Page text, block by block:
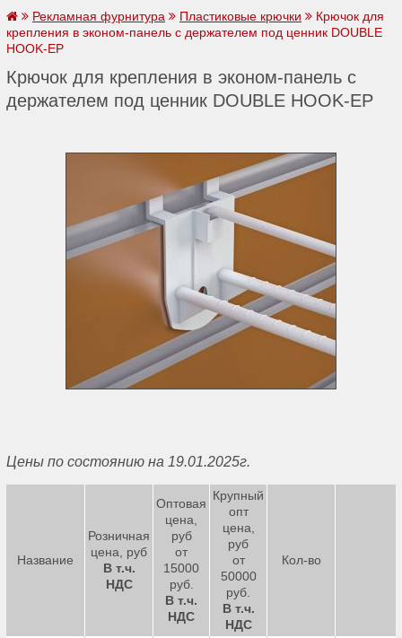
Рекламная фурнитура Пластиковые крючки
Крючок для
крепления в эконом-панель с держателем под ценник DOUBLE
HOOK-EP
Крючок для крепления в эконом-панель с
держателем под ценник DOUBLE HOOK-EP
Цены по состоянию на 19.01.2025г.
Название
Розничная
цена, руб
В т.ч.
НДС
Оптовая
цена,
руб
от
15000
руб.
В т.ч.
НДС
Крупный
опт
цена,
руб
от
50000
руб.
В т.ч.
НДС
Кол-во